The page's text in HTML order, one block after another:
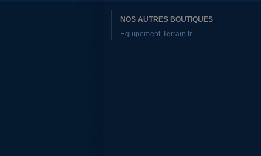
NOS AUTRES BOUTIQUES
Equipement-Terrain.fr